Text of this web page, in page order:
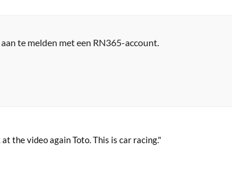
te melden met een RN365-account.
the video again Toto. This is car racing."